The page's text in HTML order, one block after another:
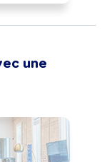
et
une
et les
une